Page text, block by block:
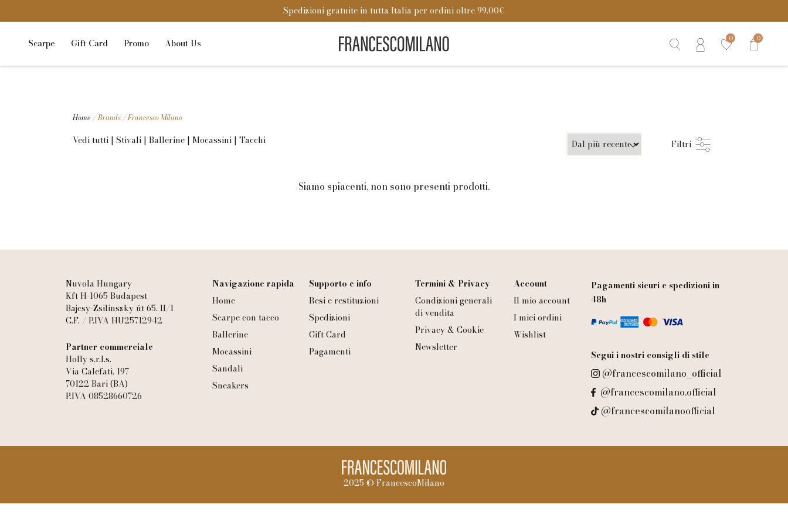
Spedizioni gratuite in tutta Italia per ordini oltre 99.00€
Scarpe Gift Card Promo About Us 0 0
Home / Brands / Francesco Milano
Vedi tutti | Stivali | Ballerine | Mocassini | Tacchi Filtri
Siamo spiacenti, non sono presenti prodotti.
Nuvola Hungary
Kft H-1065 Budapest
Bajcsy-Zsilinszky út 65. II/1
C.F. / P.IVA HU25712942
Partner commerciale
Holly s.r.l.s.
Via Calefati, 197
70122 Bari (BA)
P.IVA 08528660726
Navigazione rapida
Home
Scarpe con tacco
Ballerine
Mocassini
Sandali
Sneakers
Supporto e info
Resi e restituzioni
Spedizioni
Gift Card
Pagamenti
Termini & Privacy
Condizioni generali
di vendita
Privacy & Cookie
Newsletter
Account
Il mio account
I miei ordini
Wishlist
Pagamenti sicuri e spedizioni in
48h
Segui i nostri consigli di stile
@francescomilano_official
@francescomilano.official
@francescomilanoofficial
2025 © FrancescoMilano